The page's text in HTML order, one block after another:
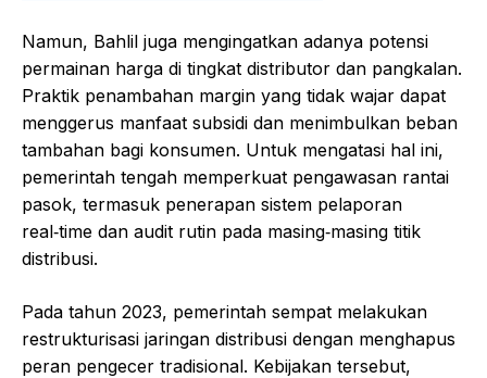
Namun, Bahlil juga mengingatkan adanya potensi
permainan harga di tingkat distributor dan pangkalan.
Praktik penambahan margin yang tidak wajar dapat
menggerus manfaat subsidi dan menimbulkan beban
tambahan bagi konsumen. Untuk mengatasi hal ini,
pemerintah tengah memperkuat pengawasan rantai
pasok, termasuk penerapan sistem pelaporan
real‑time dan audit rutin pada masing‑masing titik
distribusi.
Pada tahun 2023, pemerintah sempat melakukan
restrukturisasi jaringan distribusi dengan menghapus
peran pengecer tradisional. Kebijakan tersebut,